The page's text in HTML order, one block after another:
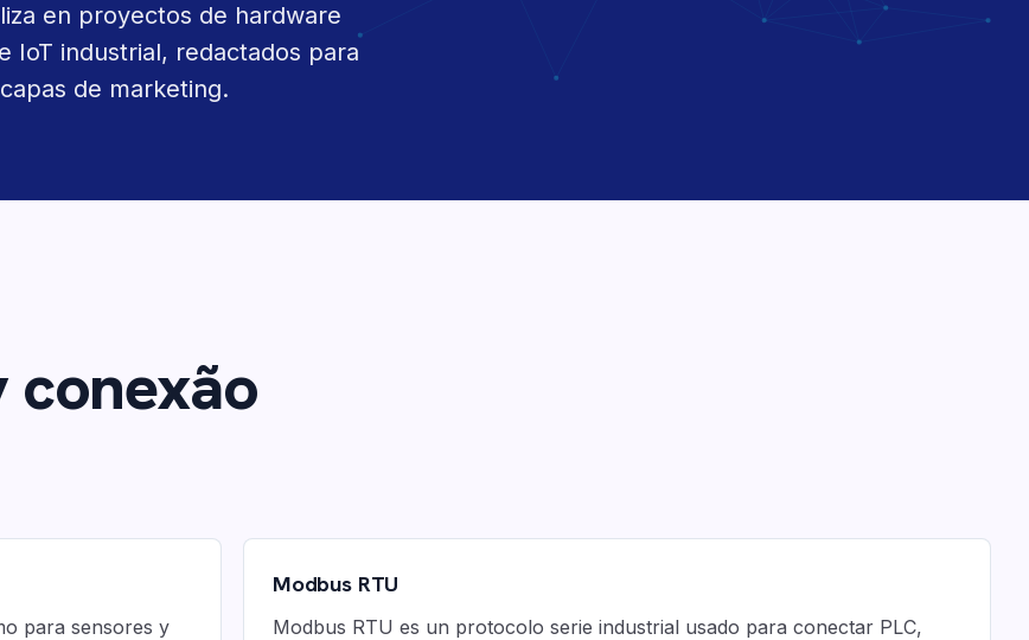
en proyectos de hardware
IoT industrial, redactados para
de marketing.
conexão
para sensores y
Modbus RTU
Modbus RTU es un protocolo serie industrial usado para conectar PLC,